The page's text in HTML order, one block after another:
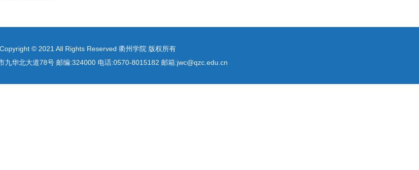
Copyright © 2021 All Rights Reserved 衢州学院 版权所有
九华北大道78号 邮编:324000 电话:0570-8015182 邮箱:jwc@qzc.edu.cn